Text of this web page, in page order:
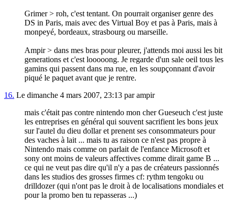
Grimer > roh, c'est tentant. On pourrait organiser genre des
DS in Paris, mais avec des Virtual Boy et pas à Paris, mais à
monpeyé, bordeaux, strasbourg ou marseille.
Ampir > dans mes bras pour pleurer, j'attends moi aussi les bit
generations et c'est looooong. Je regarde d'un sale oeil tous les
gamins qui passent dans ma rue, en les soupçonnant d'avoir
piqué le paquet avant que je rentre.
16. Le dimanche 4 mars 2007, 23:13 par ampir
mais c'était pas contre nintendo mon cher Gueseuch c'est juste
les entreprises en général qui souvent sacrifient les bons jeux
sur l'autel du dieu dollar et prenent ses consommateurs pour
des vaches à lait ... mais tu as raison ce n'est pas propre à
Nintendo mais comme on parlait de l'enfance Microsoft et
sony ont moins de valeurs affectives comme dirait game B ...
ce qui ne veut pas dire qu'il n'y a pas de créateurs passionnés
dans les studios des grosses firmes cf: rythm tengoku ou
drilldozer (qui n'ont pas le droit à de localisations mondiales et
pour la promo ben tu repasseras ...)